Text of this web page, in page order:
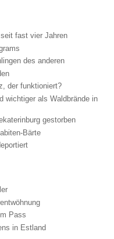
fast vier Jahren
des anderen
der funktioniert?
wichtiger als Waldbrände in
gestorben
Bärte
Pass
in Estland